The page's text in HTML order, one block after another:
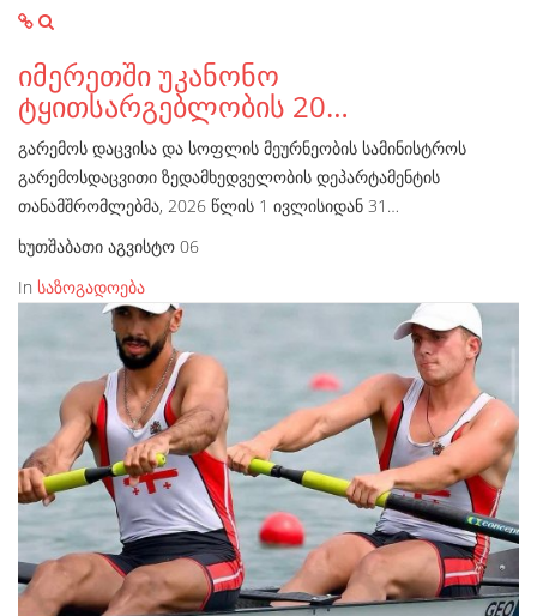
იმერეთში უკანონო
ტყითსარგებლობის 20…
გარემოს დაცვისა და სოფლის მეურნეობის სამინისტროს
გარემოსდაცვითი ზედამხედველობის დეპარტამენტის
თანამშრომლებმა, 2026 წლის 1 ივლისიდან 31…
ხუთშაბათი აგვისტო 06
In საზოგადოება